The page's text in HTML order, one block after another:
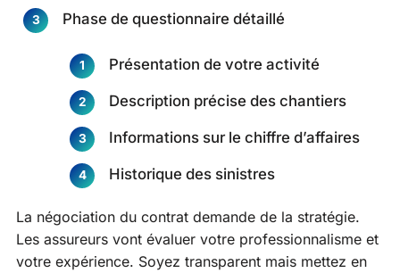
Phase de questionnaire détaillé
Présentation de votre activité
Description précise des chantiers
Informations sur le chiffre d’affaires
Historique des sinistres
La négociation du contrat demande de la stratégie.
Les assureurs vont évaluer votre professionnalisme et
votre expérience. Soyez transparent mais mettez en